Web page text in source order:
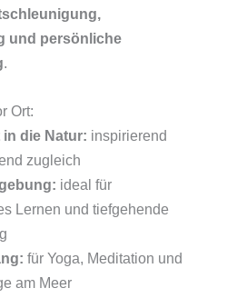
und persönliche
.
Ort:
die Natur: inspirierend
zugleich
ideal für
Lernen und tiefgehende
für Yoga, Meditation und
am Meer